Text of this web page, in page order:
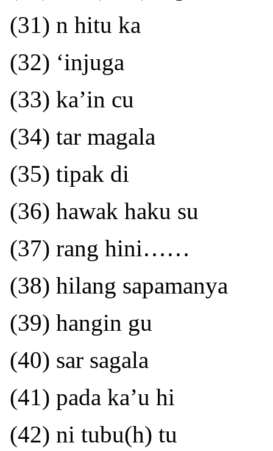
(31) n hitu ka
(32) ‘injuga
(33) ka’in cu
(34) tar magala
(35) tipak di
(36) hawak haku su
(37) rang hini……
(38) hilang sapamanya
(39) hangin gu
(40) sar sagala
(41) pada ka’u hi
(42) ni tubu(h) tu